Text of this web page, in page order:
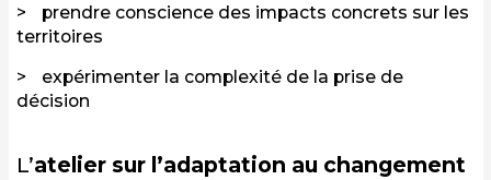
prendre conscience des impacts concrets sur les
territoires
expérimenter la complexité de la prise de
décision
L’atelier sur l’adaptation au changement